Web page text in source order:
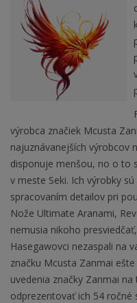
výrobca značiek Mcusta
najuznávanejších výrobcov
disponuje menšou, no o to
v meste Seki. Ich výrobky
spracovaním detailov pri
Nože Ultimate Aranami,
nemusia nikoho
Hasegawovci nezaspali na
značku Mcusta Zanmai
uvedenia značky Zanmai
odprezentovať ich 54 ročné